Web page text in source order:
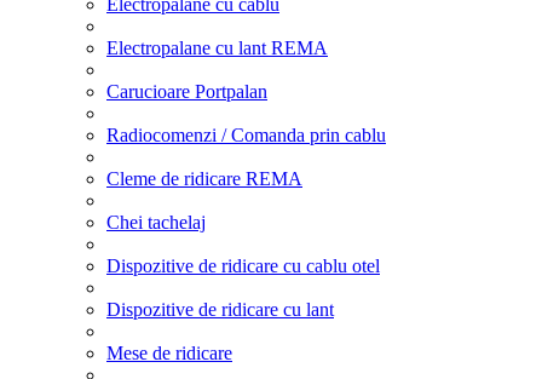
Electropalane cu cablu
Electropalane cu lant REMA
Carucioare Portpalan
Radiocomenzi / Comanda prin cablu
Cleme de ridicare REMA
Chei tachelaj
Dispozitive de ridicare cu cablu otel
Dispozitive de ridicare cu lant
Mese de ridicare